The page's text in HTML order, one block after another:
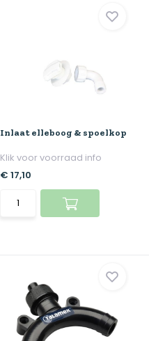
Inlaat elleboog & spoelkop
Klik voor voorraad info
€ 17,10